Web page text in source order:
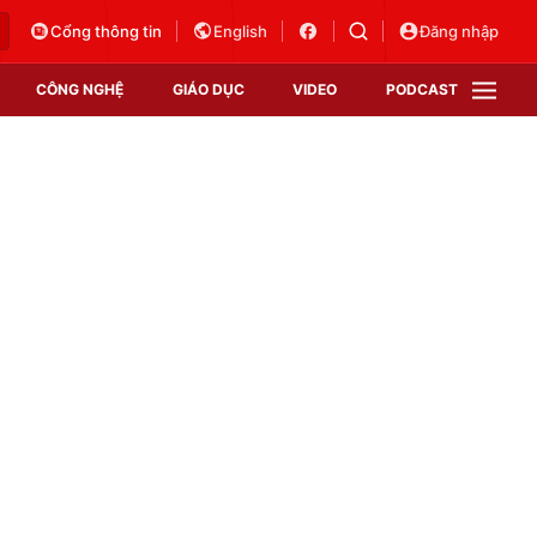
Cổng thông tin English Đăng nhập
CÔNG NGHỆ GIÁO DỤC VIDEO PODCAST